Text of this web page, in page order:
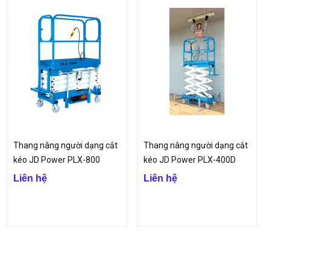
trường xây dựng, nhà máy, xí nghiệp, trường học
sạn, khu sản xuất thực phẩm...
cao cấp có chất lượng tốt mà giá thành luôn phải chăng.
Thang nâng người dạng cắt
kéo JD Power PLX-800
Liên hệ
Thang nâng người dạng cắt
kéo JD Power PLX-400D
Liên hệ